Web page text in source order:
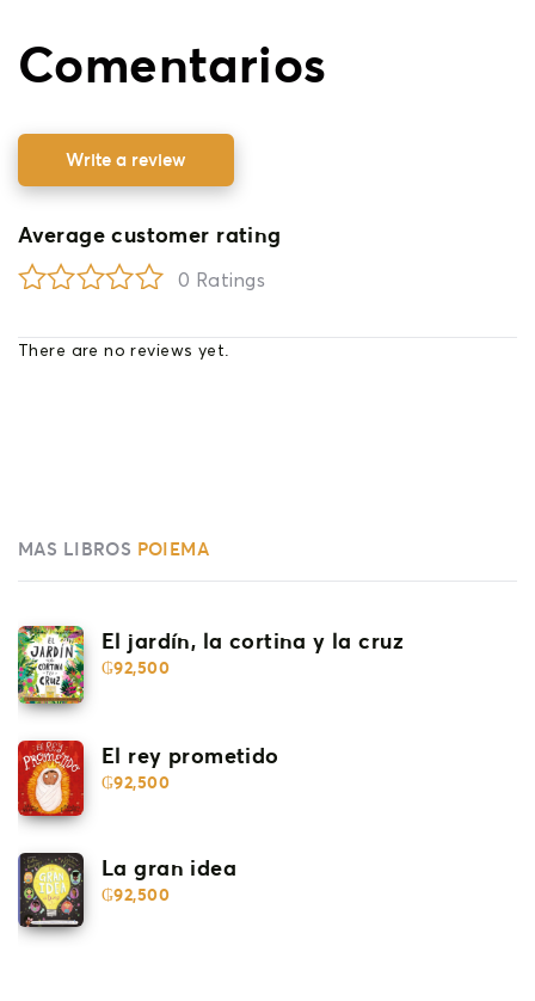
Comentarios
Write a review
Average customer rating
0 Ratings
There are no reviews yet.
MAS LIBROS POIEMA
El jardín, la cortina y la cruz
₲92,500
El rey prometido
₲92,500
La gran idea
₲92,500